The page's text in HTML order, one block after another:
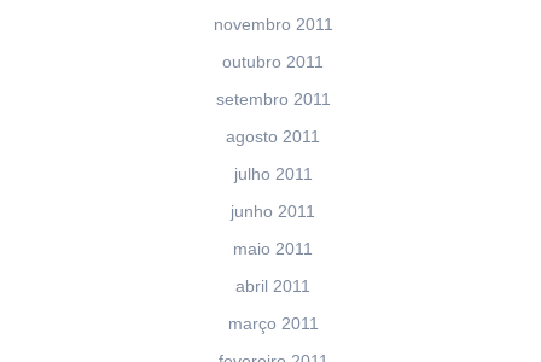
novembro 2011
outubro 2011
setembro 2011
agosto 2011
julho 2011
junho 2011
maio 2011
abril 2011
março 2011